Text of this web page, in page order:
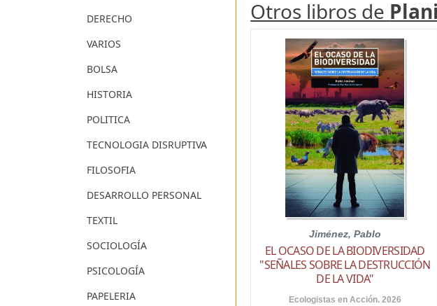
DERECHO
VARIOS
BOLSA
HISTORIA
POLITICA
TECNOLOGIA DISRUPTIVA
FILOSOFIA
DESARROLLO PERSONAL
TEXTIL
SOCIOLOGÍA
PSICOLOGÍA
PAPELERIA
Otros libros de
Jiménez, Pablo
EL OCASO DE LA BIODIVERSIDAD
"SEÑALES SOBRE LA DESTRUCCIÓN
DE LA VIDA"
Ecologistas en Acción. 2026